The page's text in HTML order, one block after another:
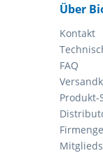
Über
Kontakt
FAQ
Produkt-